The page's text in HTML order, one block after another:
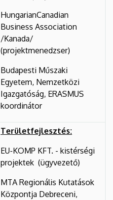
HungarianCanadian
Business Association
/Kanada/
(projektmenedzser)
Budapesti Műszaki
Egyetem, Nemzetközi
Igazgatóság, ERASMUS
koordinátor
Területfejlesztés:
EU-KOMP KFT. - kistérségi
projektek (ügyvezető)
MTA Regionális Kutatások
Központja Debreceni,